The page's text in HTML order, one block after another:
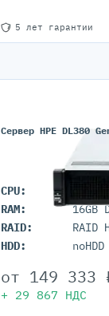
5 лет гарантии
Сервер HPE DL380
CPU:
RAM:
RAID:
RAID
HDD:
от 149 333
+ 29 867 НДС